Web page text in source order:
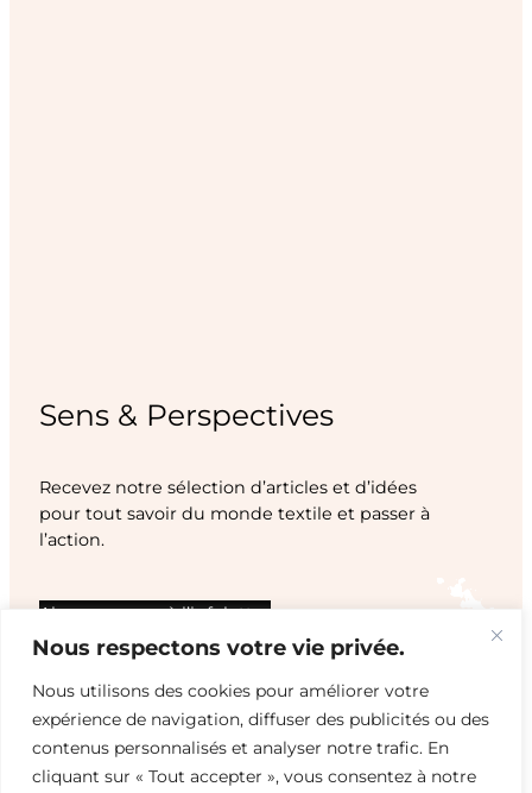
Nous respectons votre vie privée.
Nous utilisons des cookies pour améliorer votre
expérience de navigation, diffuser des publicités ou des
contenus personnalisés et analyser notre trafic. En
cliquant sur « Tout accepter », vous consentez à notre
Sens & Perspectives
Recevez notre sélection d’articles et d’idées
pour tout savoir du monde textile et passer à
l’action.
Abonnez-vous à l’infolettre